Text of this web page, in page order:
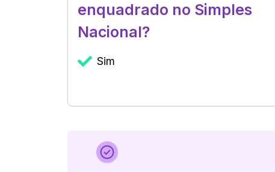
enquadrado no Simples
Nacional?
Sim